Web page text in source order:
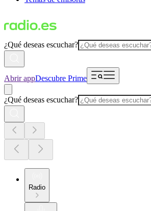
¿Qué deseas escuchar?
Abrir appDescubre Prime
¿Qué deseas escuchar?
Radio